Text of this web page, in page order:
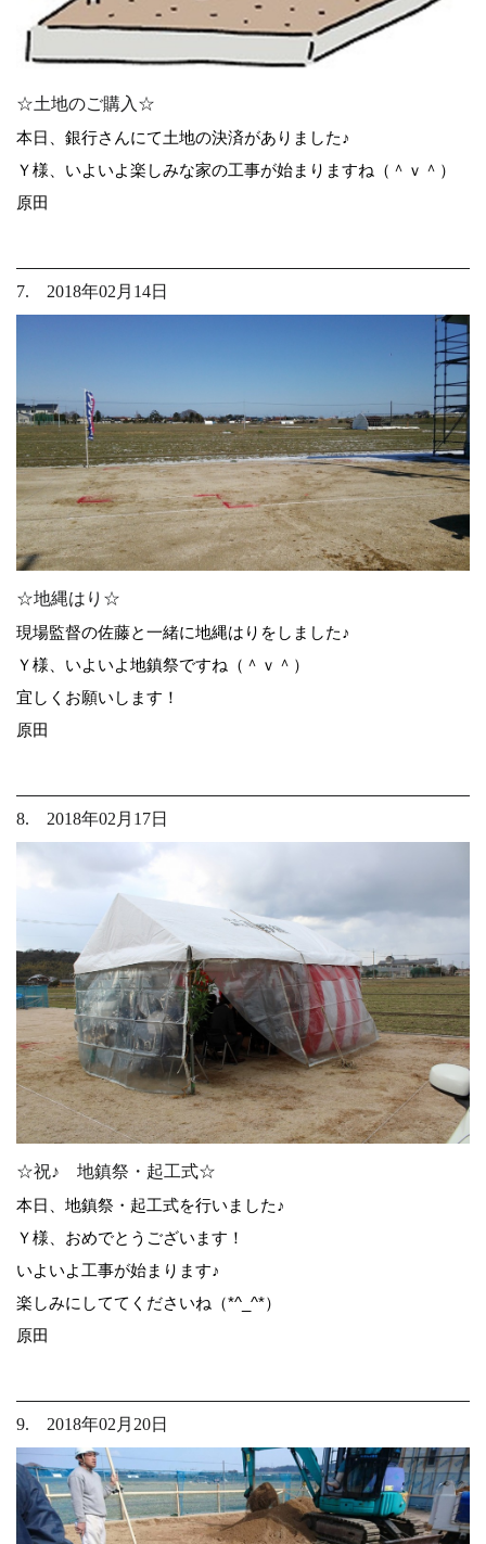
☆土地のご購入☆
本日、銀行さんにて土地の決済がありました♪
Ｙ様、いよいよ楽しみな家の工事が始まりますね（＾ｖ＾）
原田
7. 2018年02月14日
☆地縄はり☆
現場監督の佐藤と一緒に地縄はりをしました♪
Ｙ様、いよいよ地鎮祭ですね（＾ｖ＾）
宜しくお願いします！
原田
8. 2018年02月17日
☆祝♪ 地鎮祭・起工式☆
本日、地鎮祭・起工式を行いました♪
Ｙ様、おめでとうございます！
いよいよ工事が始まります♪
楽しみにしててくださいね（*^_^*）
原田
9. 2018年02月20日